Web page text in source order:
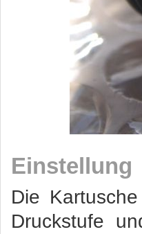
Einstellung
Die
Druckstufe